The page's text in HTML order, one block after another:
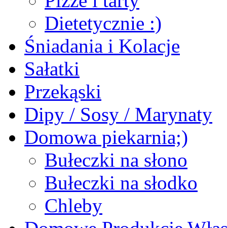
Dietetycznie :)
Śniadania i Kolacje
Sałatki
Przekąski
Dipy / Sosy / Marynaty
Domowa piekarnia;)
Bułeczki na słono
Bułeczki na słodko
Chleby